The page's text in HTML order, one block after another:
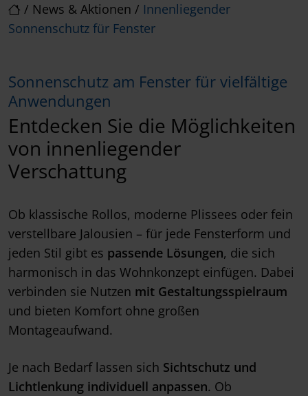
/ News & Aktionen / Innenliegender
Sonnenschutz für Fenster
Sonnenschutz am Fenster für vielfältige
Anwendungen
Entdecken Sie die Möglichkeiten
von innenliegender
Verschattung
Ob klassische Rollos, moderne Plissees oder fein
verstellbare Jalousien – für jede Fensterform und
jeden Stil gibt es passende Lösungen, die sich
harmonisch in das Wohnkonzept einfügen. Dabei
verbinden sie Nutzen mit Gestaltungsspielraum
und bieten Komfort ohne großen
Montageaufwand.
Je nach Bedarf lassen sich Sichtschutz und
Lichtlenkung individuell anpassen. Ob